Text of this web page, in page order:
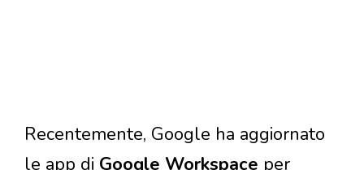
Recentemente, Google ha aggiornato
le app di Google Workspace per